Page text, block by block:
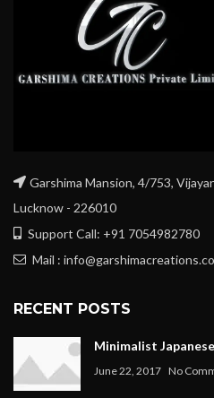
Garshima Mansion, 4/753,
Lucknow - 226010
Support Call: +91 7054982780
Mail :
RECENT POSTS
Minimalist
June 22, 2017 No